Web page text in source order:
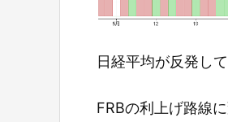
日経平均が反発して
FRBの利上げ路線